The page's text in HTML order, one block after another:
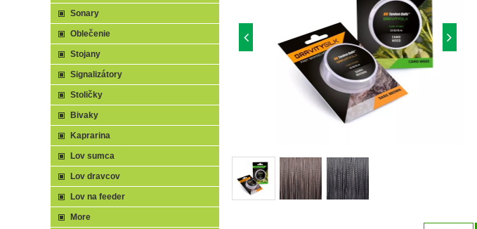
Sonary
Oblečenie
Stojany
Signalizátory
Stoličky
Bivaky
Kaprarina
Lov sumca
Lov dravcov
Lov na feeder
More